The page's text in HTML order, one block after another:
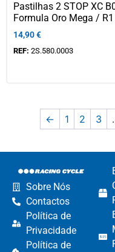
Pastilhas 2 STOP XC
Formula Oro Mega / R1
14,90€
REF: 2S.580.0003
← 1 2 3
Sobre Nós
Contactos
Política de
Privacidade
Política de